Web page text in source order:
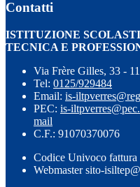
Contatti
ISTITUZIONE
TECNICA E
Via Frère Gilles, 33 -
Tel: 0125/929484
Email: is-
PEC: is-
mail
C.F.: 91070370076
Codice Univoco
Webmaster sito-